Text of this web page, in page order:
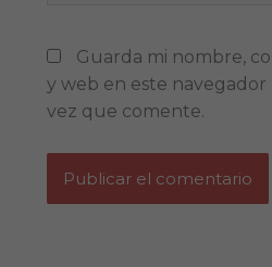
Guarda mi nombre,
y web en este navegador
vez que comente.